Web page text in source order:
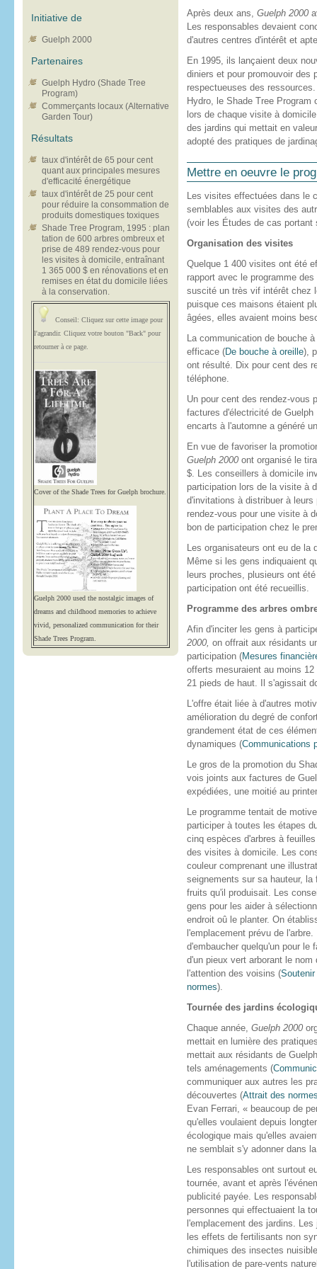
Initiative de
Guelph 2000
Partenaires
Guelph Hydro (Shade Tree
Program)
Commerçants locaux (Alternative
Garden Tour)
Résultats
taux d'intérêt de 65 pour cent
quant aux principales mesures
d'efficacité énergétique
taux d'intérêt de 25 pour cent
pour réduire la consommation de
produits domestiques toxiques
Shade Tree Program, 1995 : plan
tation de 600 arbres ombreux et
prise de 489 rendez-vous pour
les visites à domicile, entraînant
1 365 000 $ en rénovations et en
remises en état du domicile liées
à la conservation.
Conseil: Cliquez sur cette image pour
l'agrandir. Cliquez votre bouton "Back" pour
retourner à ce page.
Cover of the Shade Trees for Guelph brochure.
Guelph 2000 used the nostalgic images of
dreams and childhood memories to achieve
vivid, personalized communication for their
Shade Trees Program.
Après deux ans, Guelph 2000
Les responsables devaient
d'autres centres d'intérêt et
En 1995, ils lançaient deux
diniers et pour promouvoir des
respectueuses des
Hydro, le Shade Tree
lors de chaque visite à
des jardins qui mettait en
adopté des pratiques de
Mettre en oeuvre le
Les visites effectuées dans le
semblables aux visites des
(voir les Études de cas
Organisation des visites
Quelque 1 400 visites ont été
rapport avec le programme
suscité un très vif intérêt chez
puisque ces maisons étaient
âgées, elles avaient moins
La communication de bouche
efficace (De bouche à oreille),
ont résulté. Dix pour cent des
téléphone.
Un pour cent des rendez-vous
factures d'électricité de
encarts à l'automne a généré
En vue de favoriser la
Guelph 2000 ont organisé le
$. Les conseillers à domicile
participation lors de la visite à
d'invitations à distribuer à
rendez-vous pour une visite à
bon de participation chez le
Les organisateurs ont eu de
Même si les gens indiquaient
leurs proches, plusieurs ont
participation ont été recueillis.
Programme des arbres
Afin d'inciter les gens à
2000, on offrait aux résidants
participation (Mesures
offerts mesuraient au moins
21 pieds de haut. Il s'agissait
L'offre était liée à d'autres
amélioration du degré de
grandement état de ces
dynamiques (Communications
Le gros de la promotion du
vois joints aux factures de
expédiées, une moitié au
Le programme tentait de
participer à toutes les étapes
cinq espèces d'arbres à
des visites à domicile. Les
couleur comprenant une
seignements sur sa hauteur,
fruits qu'il produisait. Les
gens pour les aider à
endroit oû le planter. On
l'emplacement prévu de
d'embaucher quelqu'un pour
d'un pieux vert arborant le
l'attention des voisins (
normes).
Tournée des jardins
Chaque année, Guelph 2000
mettait en lumière des
mettait aux résidants de
tels aménagements (
communiquer aux autres les
découvertes (Attrait des
Evan Ferrari, « beaucoup de
qu'elles voulaient depuis
écologique mais qu'elles
ne semblait s'y adonner dans
Les responsables ont surtout
tournée, avant et après
publicité payée. Les
personnes qui effectuaient la
l'emplacement des jardins.
les effets de fertilisants non
chimiques des insectes
l'utilisation de pare-vents